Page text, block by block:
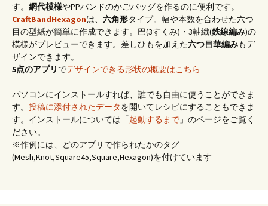
す。 網代模様やPPバンドのかごバッグを作るのに便利です。
CraftBandHexagonは、 六角形タイプ。幅や本数を合わせた六つ
目の型紙が簡単に作成できます。巴(3すくみ)・3軸織(鉄線編み)の
模様がプレビューできます。差しひもを加えた六つ目華編みもデ
ザインできます。
5点のアプリ でデザインできる形状の概要はこちら
パソコンにインストールすれば、誰でも自由に使うことができま
す。 投稿に添付されたデータを開いてレシピにすることもできま
す。インストールについては「起動するまで 」のページをご覧く
ださい。
※作例には、どのアプリで作られたかのタグ
(Mesh,Knot,Square45,Square,Hexagon)を付けています